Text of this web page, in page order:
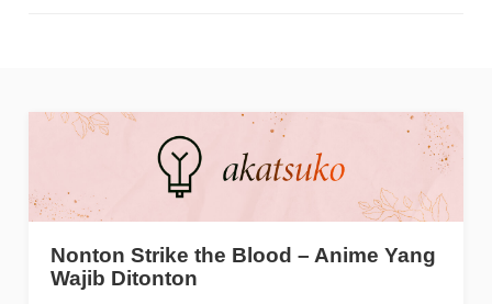
Nonton Strike the Blood – Anime Yang
Wajib Ditonton